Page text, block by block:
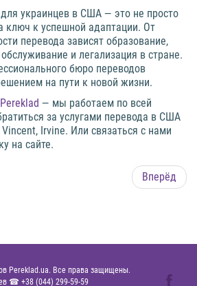
украинцев в США — это не просто
ключ к успешной адаптации. От
перевода зависят образование,
и легализация в стране.
бюро переводов
на пути к новой жизни.
— мы работаем по всей
за услугами перевода в США
Irvine. Или связаться с нами
на сайте.
Вперёд
Pereklad.ua. Все права защищены.
☎ +38 (044) 299-59-59